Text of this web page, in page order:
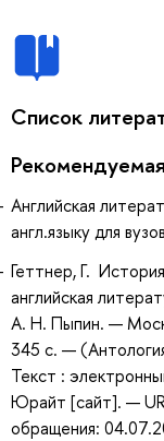
Список
Английская
англ.языку для
Геттнер, Г.
английская
А. Н. Пыпин. —
345 с. —
Текст :
Юрайт [сайт]. —
обращения: